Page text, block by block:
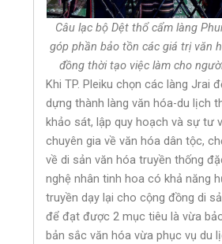
Câu lạc bộ Dệt thổ cẩm làng
góp phần bảo tồn các giá trị văn
đồng thời tạo việc làm cho
Khi TP. Pleiku chọn các làng Jrai
dựng thành làng văn hóa-du lịch
khảo sát, lập quy hoạch và sự tư
chuyên gia về văn hóa dân tộc,
về di sản văn hóa truyền thống
nghệ nhân tinh hoa có khả năng
truyền dạy lại cho cộng đồng di
để đạt được 2 mục tiêu là vừa
bản sắc văn hóa vừa phục vụ du